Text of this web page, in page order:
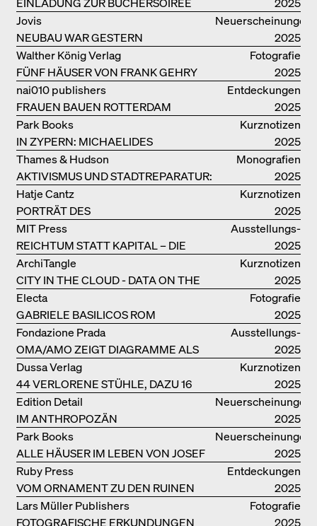
Neuerscheinungen
NEUBAU WAR GESTERN
Jovis
2025
Fotografie
FÜNF HÄUSER VON FRANK GEHRY
Walther König Verlag
2025
Entdeckungen
FRAUEN BAUEN ROTTERDAM
nai010 publishers
2025
Kurznotizen
IN ZYPERN: MICHAELIDES
RESIDENCE
Park Books
2025
Monografien
AKTIVISMUS UND STADTREPARATUR:
ASSEMBLE
Thames & Hudson
2025
Kurznotizen
PORTRÄT DES
PRODUKTIONSGEBÄUDES THE PLUS
DER BJARKE INGELS GROUP
Hatje Cantz
2025
Ausstellungs­
kataloge
REICHTUM STATT KAPITAL – DIE
ARCHITEKTUR VON ANUPAMA
KUNDOO
MIT Press
2025
Kurznotizen
CITY IN THE CLOUD - DATA ON THE
GROUND
ArchiTangle
2025
Fotografie
GABRIELE BASILICOS ROM
Electa
2025
Ausstellungs­
kataloge
OMA/AMO ZEIGT DIAGRAMME ALS
NARRATIVE DER ERKENNTNIS
Fondazione Prada
2025
Kurznotizen
44 VERLORENE STÜHLE, DAZU 16
SOFAS UND BÄNKE
Dussa Verlag
2025
Neuerscheinungen
IM ANTHROPOZÄN
Edition Detail
2025
Neuerscheinungen
ALLE HÄUSER IM LEBEN VON JOSEF
FRANK
Park Books
2025
Entdeckungen
VOM ORNAMENT ZU DEN RUINEN
DES ALLTAGS
Ruby Press
2025
Fotografie
FOTOGRAFISCHE ERKUNDUNGEN
Lars Müller Publishers
2025